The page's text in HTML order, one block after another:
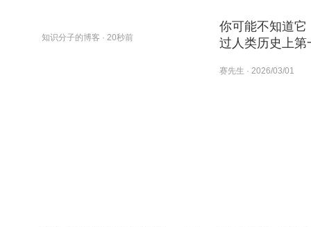
知识分子的博客 · 20秒前
你可能不知道它
过人类历史上第
赛先生 · 2026/03/01